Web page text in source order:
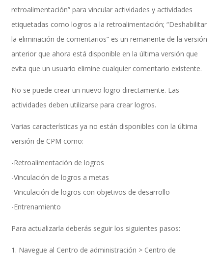
SAP S/4 HANA Finanzas
SAP Finanzas Mi Banca Solidaria
SAP NetWeaver
retroalimentación” para vincular actividades y actividades
etiquetadas como logros a la retroalimentación; “Deshabilitar
la eliminación de comentarios” es un remanente de la versión
anterior que ahora está disponible en la última versión que
evita que un usuario elimine cualquier comentario existente.
No se puede crear un nuevo logro directamente. Las
actividades deben utilizarse para crear logros.
Varias características ya no están disponibles con la última
versión de CPM como:
-Retroalimentación de logros
-Vinculación de logros a metas
-Vinculación de logros con objetivos de desarrollo
-Entrenamiento
Para actualizarla deberás seguir los siguientes pasos:
1. Navegue al Centro de administración > Centro de